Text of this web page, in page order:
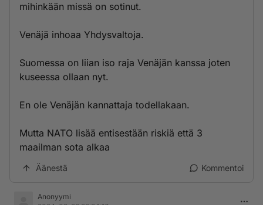
mihinkään missä on sotinut.
Venäjä inhoaa Yhdysvaltoja.
Suomessa on liian iso raja Venäjän kanssa joten
kuseessa ollaan nyt.
En ole Venäjän kannattaja todellakaan.
Mutta NATO lisää entisestään riskiä että 3
maailman sota alkaa
Äänestä Kommentoi
Anonyymi